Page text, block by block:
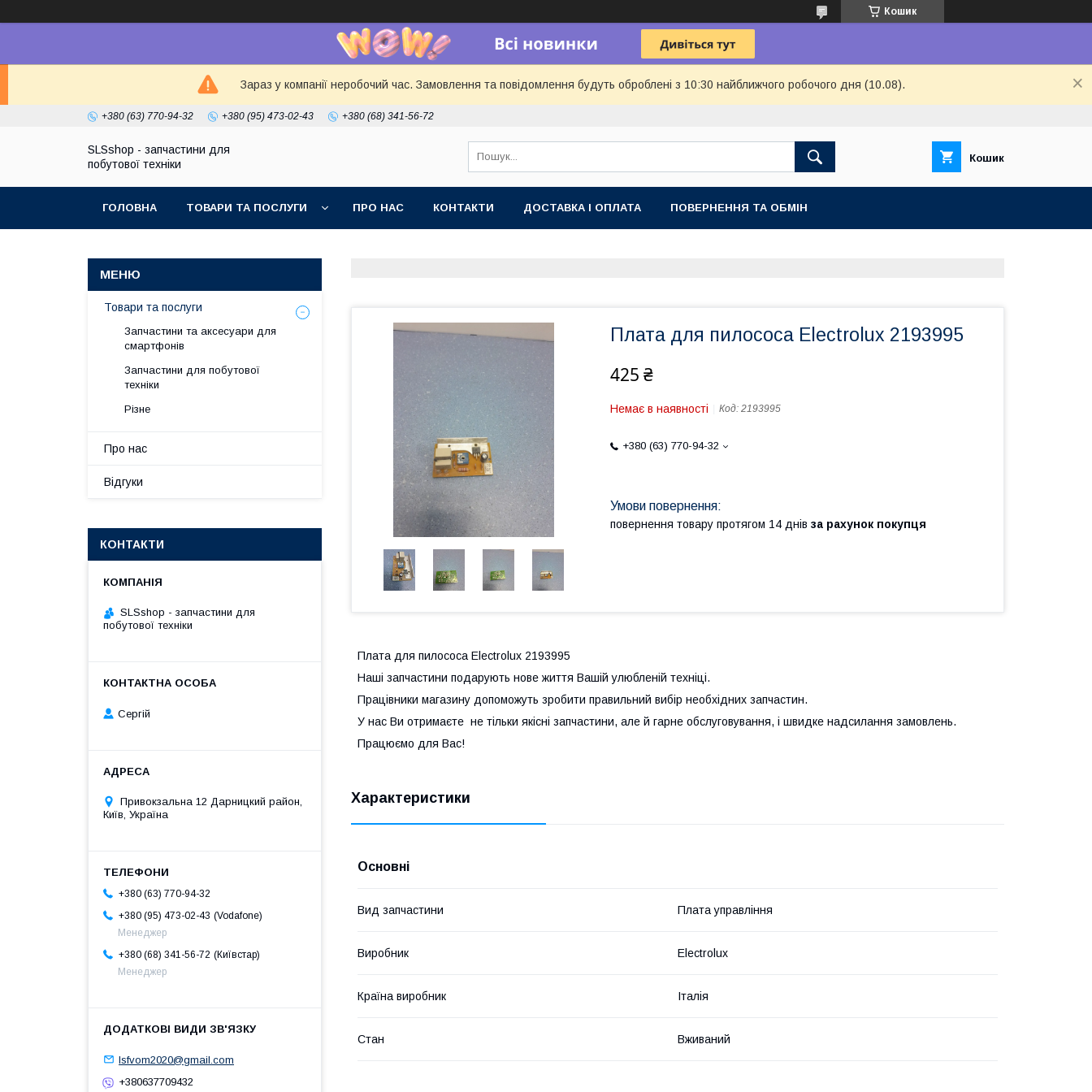
Кошик
Зараз у компанії неробочий час. Замовлення та повідомлення будуть оброблені з 10:30 найближчого робочого дня (10.08).
+380 (63) 770-94-32 +380 (95) 473-02-43 +380 (68) 341-56-72
SLSshop - запчастини для
побутової техніки
Кошик
ГОЛОВНА ТОВАРИ ТА ПОСЛУГИ ПРО НАС КОНТАКТИ ДОСТАВКА І ОПЛАТА ПОВЕРНЕННЯ ТА ОБМІН
Плата для пилососа Electrolux 2193995
425 ₴
Немає в наявності Код: 2193995
+380 (63) 770-94-32
повернення товару протягом 14 днів за рахунок покупця
Плата для пилососа Electrolux 2193995
Наші запчастини подарують нове життя Вашій улюбленій техніці.
Працівники магазину допоможуть зробити правильний вибір необхідних запчастин.
У нас Ви отримаєте не тільки якісні запчастини, але й гарне обслуговування, і швидке надсилання замовлень.
Працюємо для Вас!
Характеристики
Основні
Вид запчастини Плата управління
Виробник Electrolux
Країна виробник Італія
Стан Вживаний
Товари та послуги
Запчастини та аксесуари для
смартфонів
Запчастини для побутової
техніки
Різне
Про нас
Відгуки
КОНТАКТИ
SLSshop - запчастини для
побутової техніки
Сергій
Привокзальна 12 Дарницкий район,
Київ, Україна
+380 (63) 770-94-32
+380 (95) 473-02-43
Vodafone
Менеджер
+380 (68) 341-56-72
Київстар
Менеджер
lsfvom2020@gmail.com
+380637709432